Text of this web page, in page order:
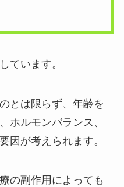
ています。
とは限らず、年齢を
ホルモンバランス、
因が考えられます。
の副作用によっても